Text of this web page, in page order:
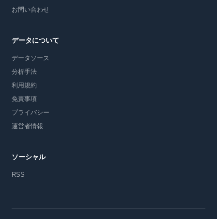
お問い合わせ
データについて
データソース
分析手法
利用規約
免責事項
プライバシー
運営者情報
ソーシャル
RSS